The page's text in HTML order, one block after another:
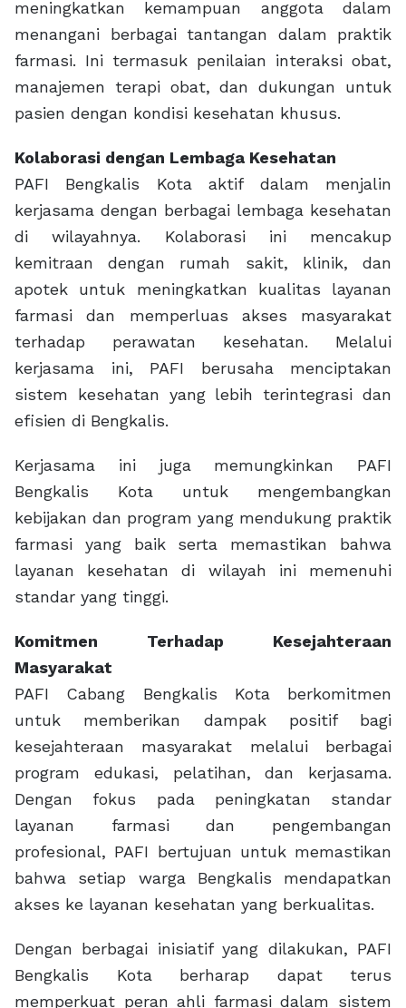
meningkatkan kemampuan anggota dalam
menangani berbagai tantangan dalam praktik
farmasi. Ini termasuk penilaian interaksi obat,
manajemen terapi obat, dan dukungan untuk
pasien dengan kondisi kesehatan khusus.
Kolaborasi dengan Lembaga Kesehatan
PAFI Bengkalis Kota aktif dalam menjalin
kerjasama dengan berbagai lembaga kesehatan
di wilayahnya. Kolaborasi ini mencakup
kemitraan dengan rumah sakit, klinik, dan
apotek untuk meningkatkan kualitas layanan
farmasi dan memperluas akses masyarakat
terhadap perawatan kesehatan. Melalui
kerjasama ini, PAFI berusaha menciptakan
sistem kesehatan yang lebih terintegrasi dan
efisien di Bengkalis.
Kerjasama ini juga memungkinkan PAFI
Bengkalis Kota untuk mengembangkan
kebijakan dan program yang mendukung praktik
farmasi yang baik serta memastikan bahwa
layanan kesehatan di wilayah ini memenuhi
standar yang tinggi.
Komitmen Terhadap Kesejahteraan
Masyarakat
PAFI Cabang Bengkalis Kota berkomitmen
untuk memberikan dampak positif bagi
kesejahteraan masyarakat melalui berbagai
program edukasi, pelatihan, dan kerjasama.
Dengan fokus pada peningkatan standar
layanan farmasi dan pengembangan
profesional, PAFI bertujuan untuk memastikan
bahwa setiap warga Bengkalis mendapatkan
akses ke layanan kesehatan yang berkualitas.
Dengan berbagai inisiatif yang dilakukan, PAFI
Bengkalis Kota berharap dapat terus
memperkuat peran ahli farmasi dalam sistem